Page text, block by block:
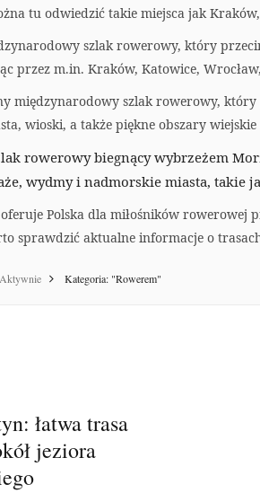
tu odwiedzić takie miejsca jak
szlak rowerowy, który
przez m.in. Kraków, Katowice,
międzynarodowy szlak rowerowy, który
wioski, a także piękne obszary
rowerowy biegnący wybrzeżem
wydmy i nadmorskie miasta, takie
Polska dla miłośników rowerowej
sprawdzić aktualne informacje o
Aktywnie Kategoria: "Rowerem"
łatwa trasa
jeziora